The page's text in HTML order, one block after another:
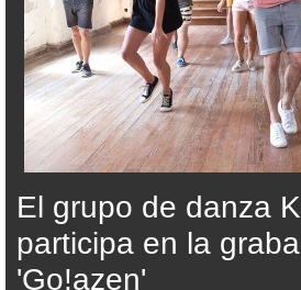
El grupo de danza
participa en la
'Go!azen'